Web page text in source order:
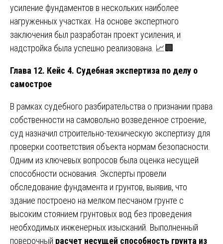
усиление фундаментов в нескольких наиболее
нагруженных участках. На основе экспертного
заключения был разработан проект усиления, и
надстройка была успешно реализована. 📈🏢
Глава 12. Кейс 4. Судебная экспертиза по делу о
самострое
В рамках судебного разбирательства о признании права
собственности на самовольно возведенное строение,
суд назначил строительно-техническую экспертизу для
проверки соответствия объекта нормам безопасности.
Одним из ключевых вопросов была оценка несущей
способности основания. Эксперты провели
обследование фундамента и грунтов, выявив, что
здание построено на мелком песчаном грунте с
высоким стоянием грунтовых вод без проведения
необходимых инженерных изысканий. Выполненный
поверочный расчет несущей способность грунта из